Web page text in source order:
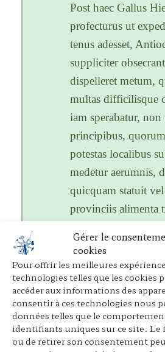
Gérer le
cookies
Pour offrir les meilleures
technologies telles que les cookies
accéder aux informations des
consentir à ces technologies nous
données telles que le
identifiants uniques sur ce site. Le
ou de retirer son consentement
Post haec Gallus
profecturus ut
tenus adesset,
suppliciter
dispelleret metum,
multas difficilisque
iam sperabatur, non
principibus,
potestas localibus
medetur aerumnis,
quicquam statuit
provinciis alimenta
Syriae Theophilum
adstantem ultima
multitudini dedit id
replicando quod
nullus egere poterit
Quanta autem vis